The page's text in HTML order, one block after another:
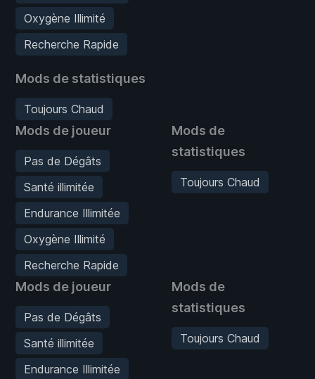
Oxygène Illimité
Recherche Rapide
Mods de statistiques
Toujours Chaud
Mods de joueur
Pas de Dégâts
Santé illimitée
Endurance Illimitée
Oxygène Illimité
Recherche Rapide
Mods de
statistiques
Toujours Chaud
Mods de joueur
Pas de Dégâts
Santé illimitée
Endurance Illimitée
Mods de
statistiques
Toujours Chaud